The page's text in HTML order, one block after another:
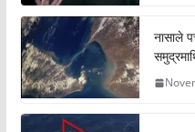
नासाले